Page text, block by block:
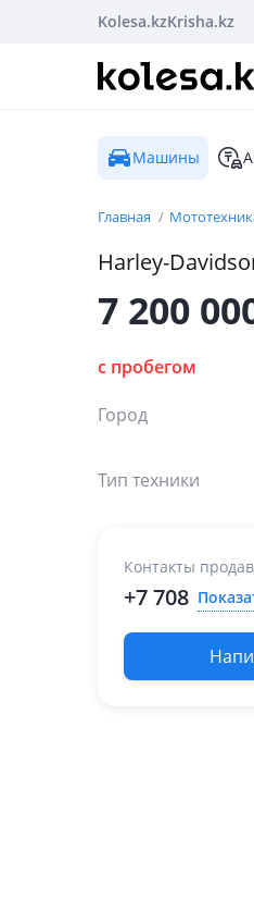
Kolesa.kzKrisha.kz
Машины
Главная
Harley-
7 200
с пробегом
Город
Тип техники
Контакты
+7 708